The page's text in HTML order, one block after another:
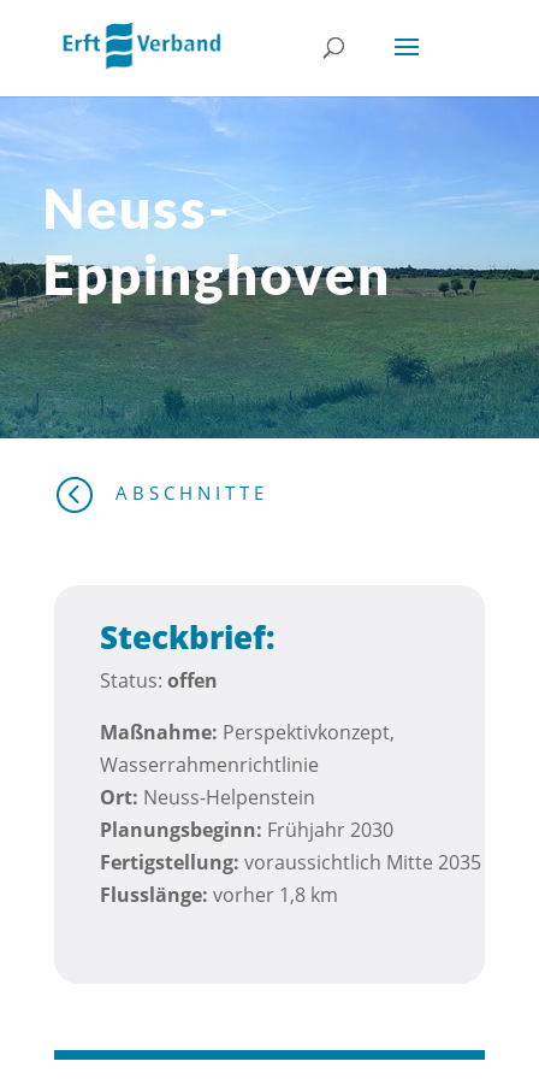
Neuss-
Eppinghoven
< ABSCHNITTE
Steckbrief:
Status: offen
Maßnahme: Perspektivkonzept,
Wasserrahmenrichtlinie
Ort: Neuss-Helpenstein
Planungsbeginn: Frühjahr 2030
Fertigstellung: voraussichtlich Mitte 2035
Flusslänge: vorher 1,8 km